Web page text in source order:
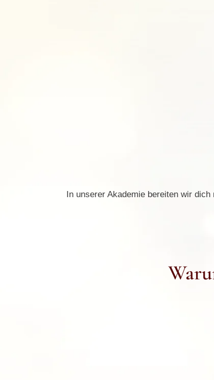
In unserer Akademie bereiten wir